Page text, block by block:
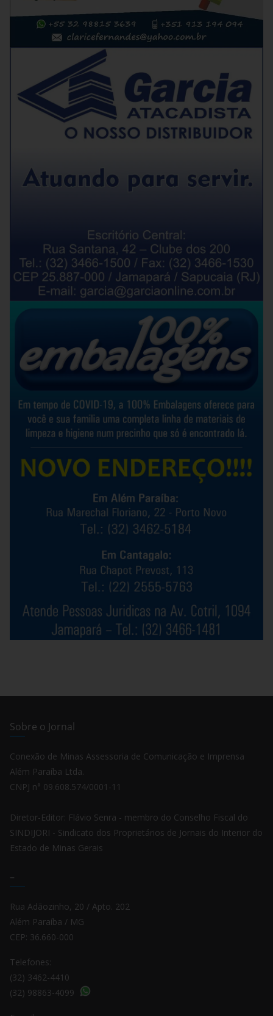
Sobre o Jornal
Conexão de Minas Assessoria de Comunicação e Imprensa
Além Paraíba Ltda.
CNPJ n° 09.608.574/0001-11
Diretor-Editor: Flávio Senra - membro do Conselho Fiscal do
SINDIJORI - Sindicato dos Proprietários de Jornais do Interior do
Estado de Minas Gerais
–
Rua Adãozinho, 20 / Apto. 202
Além Paraíba / MG
CEP: 36.660-000
Telefones:
(32) 3462-4410
(32) 98863-4099